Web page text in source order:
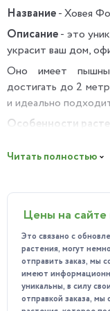
Название- Ховея
Описание- это
украсит ваш дом,
Оно имеет
достигать до 2
и идеально
Особенности
которые
Легкость
отлично
углекислый
помещении
Разнообразие
Читать полностью
Цены на
Это связано с
растения, могут
отправить заказ, мы
имеют
уникальны, в силу
отправкой заказа,